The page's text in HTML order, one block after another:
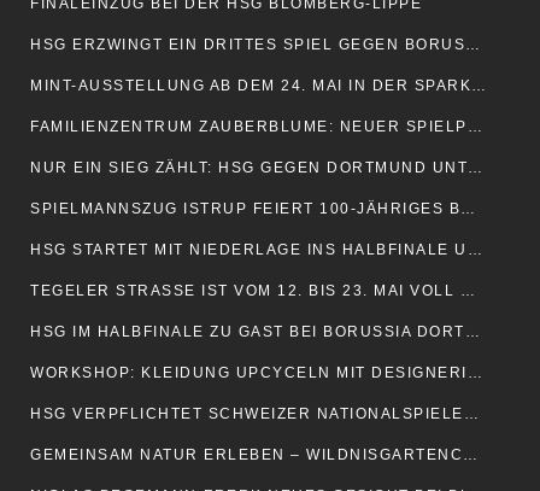
FINALEINZUG BEI DER HSG BLOMBERG-LIPPE
HSG ERZWINGT EIN DRITTES SPIEL GEGEN BORUSSIA DORTMUND
MINT-AUSSTELLUNG AB DEM 24. MAI IN DER SPARKASSE
FAMILIENZENTRUM ZAUBERBLUME: NEUER SPIELPLATZ EINGEWEIHT
NUR EIN SIEG ZÄHLT: HSG GEGEN DORTMUND UNTER ZUGZWANG
SPIELMANNSZUG ISTRUP FEIERT 100-JÄHRIGES BESTEHEN
HSG STARTET MIT NIEDERLAGE INS HALBFINALE UM DIE MEISTERSCHAFT
TEGELER STRASSE IST VOM 12. BIS 23. MAI VOLL GESPERRT
HSG IM HALBFINALE ZU GAST BEI BORUSSIA DORTMUND
WORKSHOP: KLEIDUNG UPCYCELN MIT DESIGNERIN LAURA SCHLÜTZ
HSG VERPFLICHTET SCHWEIZER NATIONALSPIELERIN NURIA BUCHER
GEMEINSAM NATUR ERLEBEN – WILDNISGARTENCAMP FÜR KIDS